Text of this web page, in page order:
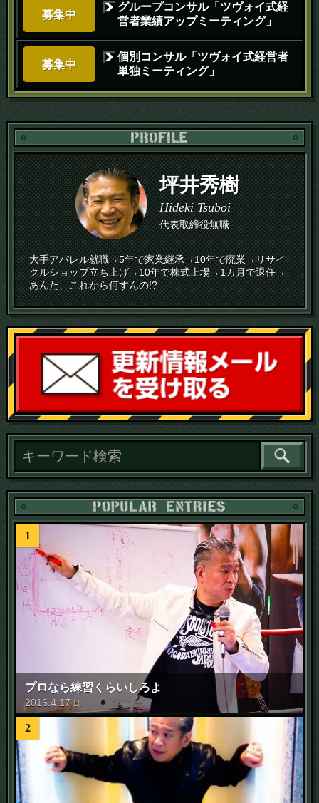
募集中
グループコンサル「ツヴォイ式経
営者業績アップミーティング」
募集中
個別コンサル「ツヴォイ式経営者
単独ミーティング」
坪井秀樹
Hideki Tsuboi
代表取締役無職
大手アパレル就職→5年で家業継承→10年で廃業→リサイ
クルショップ立ち上げ→10年で株式上場→1カ月で退任→
あんた、これから何すんの!?
読
1
プロなら練習くらいしろよ
2016 .4.17 日
2